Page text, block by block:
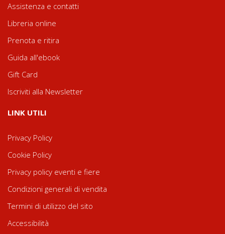
Assistenza e contatti
Libreria online
Prenota e ritira
Guida all'ebook
Gift Card
Iscriviti alla Newsletter
LINK UTILI
Privacy Policy
Cookie Policy
Privacy policy eventi e fiere
Condizioni generali di vendita
Termini di utilizzo del sito
Accessibilità